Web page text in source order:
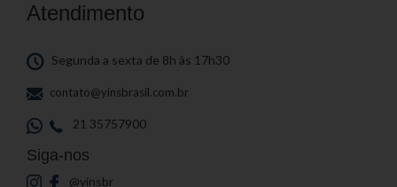
Atendimento
Segunda a sexta de 8h às 17h30
contato@yinsbrasil.com.br
21 35757900
Siga-nos
@yinsbr